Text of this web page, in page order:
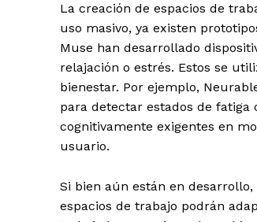
La creación de espacios de
uso masivo, ya existen
Muse han desarrollado
relajación o estrés. Estos se
bienestar. Por ejemplo,
para detectar estados de
cognitivamente exigentes en
usuario.
Si bien aún están en
espacios de trabajo podrán